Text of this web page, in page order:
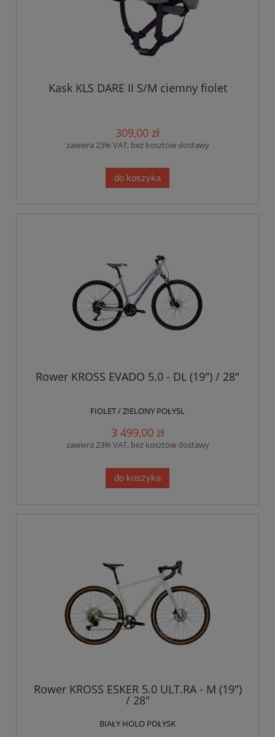
Kask KLS DARE II S/M ciemny fiolet
309,00 zł
zawiera 23% VAT, bez kosztów dostawy
do koszyka
Rower KROSS EVADO 5.0 - DL (19") / 28"
FIOLET / ZIELONY POŁYSL
3 499,00 zł
zawiera 23% VAT, bez kosztów dostawy
do koszyka
Rower KROSS ESKER 5.0 ULT.RA - M (19")
/ 28"
BIAŁY HOLO POŁYSK